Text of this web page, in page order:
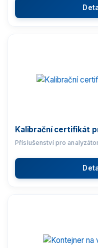
Automatické váhy
Vážící moduly
Antivibrační stoly
Software
Příslušenství pro
Kalibrační certifikát
Příslušenství pro